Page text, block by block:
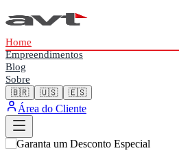
Home
Empreendimentos
Blog
Sobre
🇧🇷 🇺🇸 🇪🇸
Área do Cliente